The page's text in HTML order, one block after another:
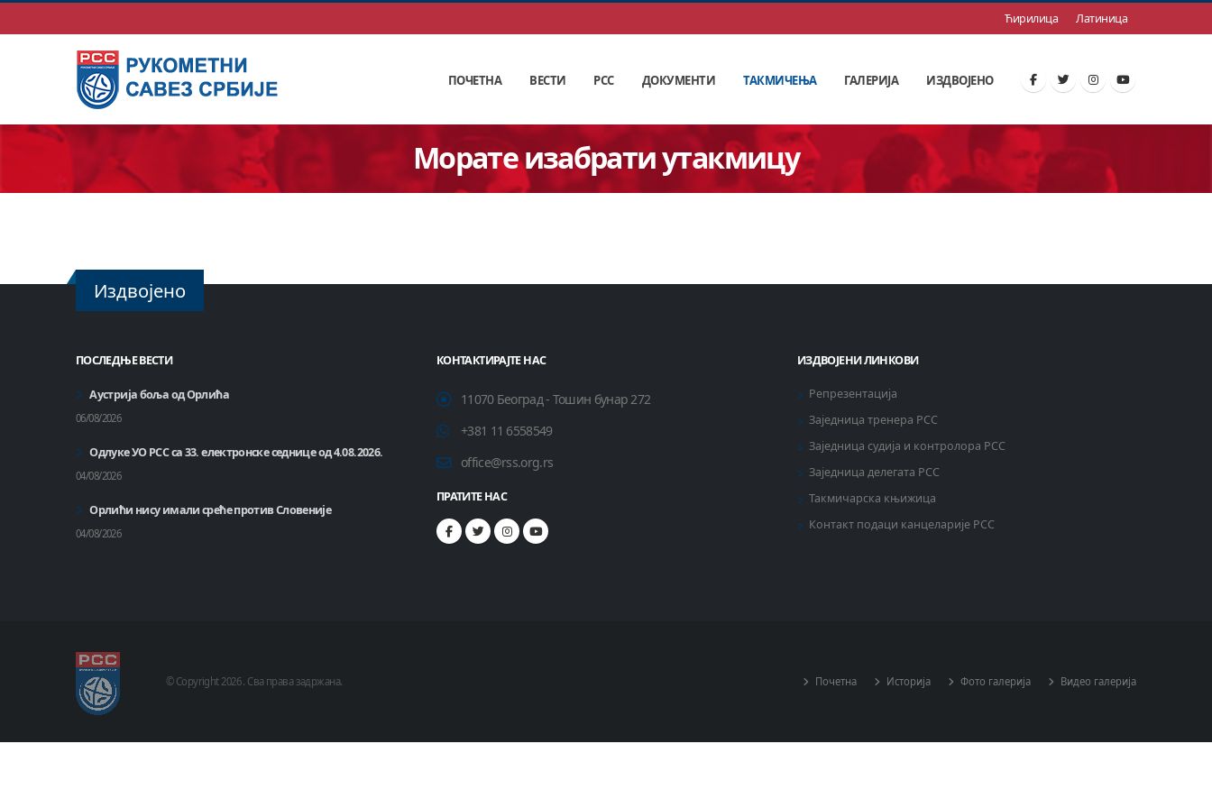
Ћирилица Латиница
ПОЧЕТНА ВЕСТИ РСС ДОКУМЕНТИ ТАКМИЧЕЊА ГАЛЕРИЈА ИЗДВОЈЕНО
Морате изабрати утакмицу
Издвојено
ПОСЛЕДЊЕ ВЕСТИ
Аустрија боља од Орлића
06/08/2026
Одлуке УО РСС са 33. електронске седнице од 4.08.2026.
04/08/2026
Орлићи нису имали среће против Словеније
04/08/2026
КОНТАКТИРАЈТЕ НАС
11070 Београд - Тошин бунар 272
+381 11 6558549
office@rss.org.rs
ПРАТИТЕ НАС
ИЗДВОЈЕНИ ЛИНКОВИ
Репрезентација
Заједница тренера РСС
Заједница судија и контролора РСС
Заједница делегата РСС
Такмичарска књижица
Контакт подаци канцеларије РСС
© Copyright 2026 . Сва права задржана. Почетна Историја Фото галерија Видео галерија